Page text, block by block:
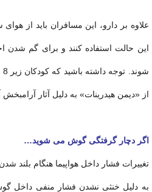
علاوه بر دارو، این مسافران باید از
این حالت استفاده کنند و برای گم
از «دیمن هیدرینات» به دلیل آثار آرامبخش
اگر دچار گرفتگی گوش می شوید…
تغییرات فشار داخل هواپیما هنگام
به دلیل خنثی نشدن فشار منفی داخل